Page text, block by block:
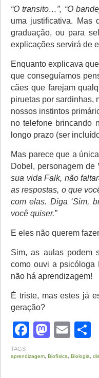
“O transito…”, “O
uma justificativa. Mas
graduação, ou para
explicações servirá de
Enquanto explicava
que conseguíamos
cães que farejam
piruetas por sardinhas,
nossos instintos
no telefone brincando
longo prazo (ser
Mas parece que a
Dobel, personagem de
sua vida Falk, não
as respostas, o que
com elas. Diga ‘Sim,
você quiser.”
E eles não querem
Sim, as aulas podem
como ouvi a psicóloga
não há aprendizagem!
É triste, mas estes já
geração?
Facebook
TAGS
aprendizagem Biofísica Biologia